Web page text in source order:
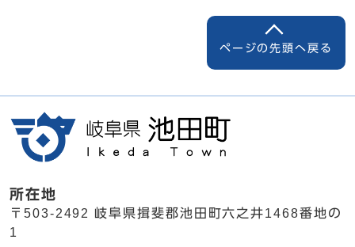
ページの先頭へ戻る
所在地
〒503-2492 岐阜県揖斐郡池田町六之井1468番地の
1